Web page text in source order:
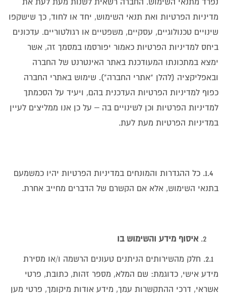
מדיניות הפרטיות ואת תנאי השימוש, יחד או לחוד, כך שישקפו
שינויים טכנולוגיים, עסקיים, משפטיים או רגולטוריים. עדכונים
ביחס למדיניות הפרטיות כאמור יפורסמו במסמך זה, אשר
ימצא במתכונתו המעודכנת באתר האינטרנט של החברה
ובאפליקציה (להלן "אתרי החברה"). שימוש באתרי החברה
כפוף למדיניות הפרטיות העדכנית בהם, ויעיד על הסכמתך
למדיניות הפרטיות וכן לשינויים בה – על כן אנו ממליצים לעיין
במדיניות הפרטיות מעת לעת.
1.4. כל ההגדרות והמונחים במדיניות הפרטיות יהיו כמשמעם
בתנאי השימוש, אלא אם הקשרם של הדברים מחייב אחרת.
איסוף מידע והשימוש בו
2.1. חלק מהשירותים הניתנים טעונים הרשמה ו/או מסירת
מידע אישי, כדוגמת: שם המלא, מספר זהות, כתובת, פרטי
אשראי, דרכי ההתקשרות עמך, מידע אודות מיקומך, פרטי מען